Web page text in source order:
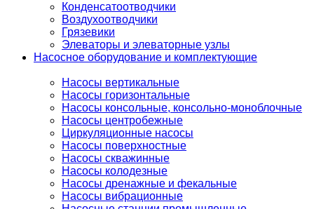
Конденсатоотводчики
Воздухоотводчики
Грязевики
Элеваторы и элеваторные узлы
Насосное оборудование и комплектующие
Насосы вертикальные
Насосы горизонтальные
Насосы консольные, консольно-моноблочные
Насосы центробежные
Циркуляционные насосы
Насосы поверхностные
Насосы скважинные
Насосы колодезные
Насосы дренажные и фекальные
Насосы вибрационные